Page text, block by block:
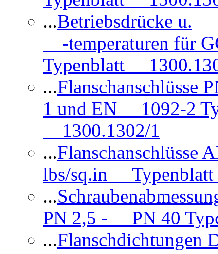
...Betriebsdrücke u.
-temperaturen für
Typenblatt
...
1 und EN 1092-2
1300.1302/1
...
lbs/sq.in Typenblatt
...
PN 2,5 - PN 40
...